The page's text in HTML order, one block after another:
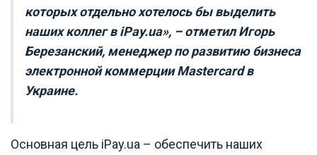
которых отдельно хотелось бы выделить
наших коллег в iPay.ua», – отметил Игорь
Березанский, менеджер по развитию бизнеса
электронной коммерции Mastercard в
Украине.
Основная цель iPay.ua – обеспечить наших